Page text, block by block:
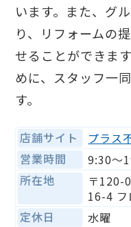
います。また、グ
り、リフォームの
せることができま
めに、スタッフ一
す。
店舗サイト
プラス
営業時間
9:30〜
所在地
〒120-
16-4 フ
定休日
水曜